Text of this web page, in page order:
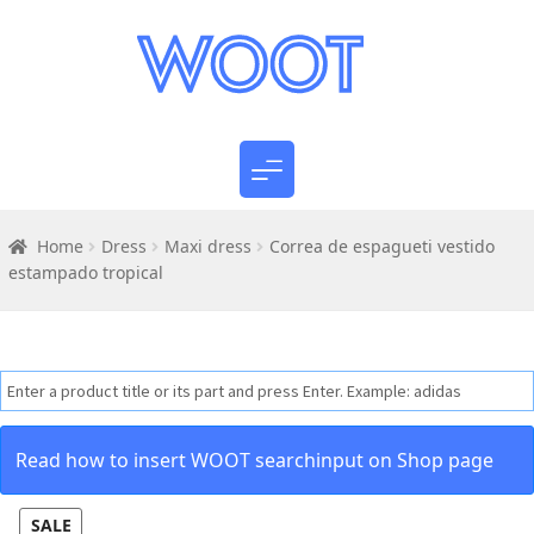
Home Dress Maxi dress
Correa de espagueti vestido
estampado tropical
Read how to insert WOOT searchinput on Shop page
SALE